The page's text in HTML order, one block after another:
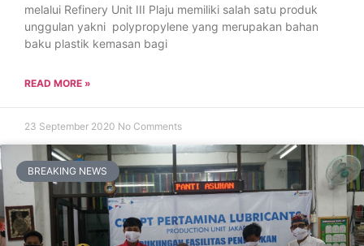
melalui Refinery Unit III Plaju memiliki salah satu produk
unggulan yakni polypropylene yang merupakan bahan
baku plastik kemasan bagi
READ MORE »
23 September 2020 No Comments
BREAKING NEWS